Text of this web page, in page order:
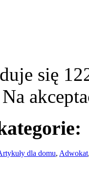
się
dla domu, Adwokat